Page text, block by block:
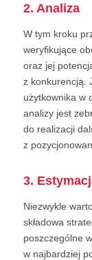
2. Analiza
W tym kroku
weryfikujące
oraz jej
z konkurencją.
użytkownika w
analizy jest
do realizacji
z
3.
Niezwykle
składowa
poszczególne
w najbardziej